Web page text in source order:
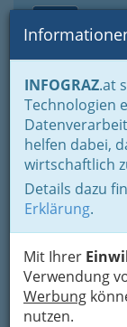
INFOGRAZ.at
Technologien
helfen dabei,
wirtschaftlich
Details dazu
Erklärung.
Mit Ihrer
Verwendung
Werbung
nutzen.
Home Über IPM
Ein kleines
Ein
Online-
Dorf?
Online-
verständlich.
hier erklärt.